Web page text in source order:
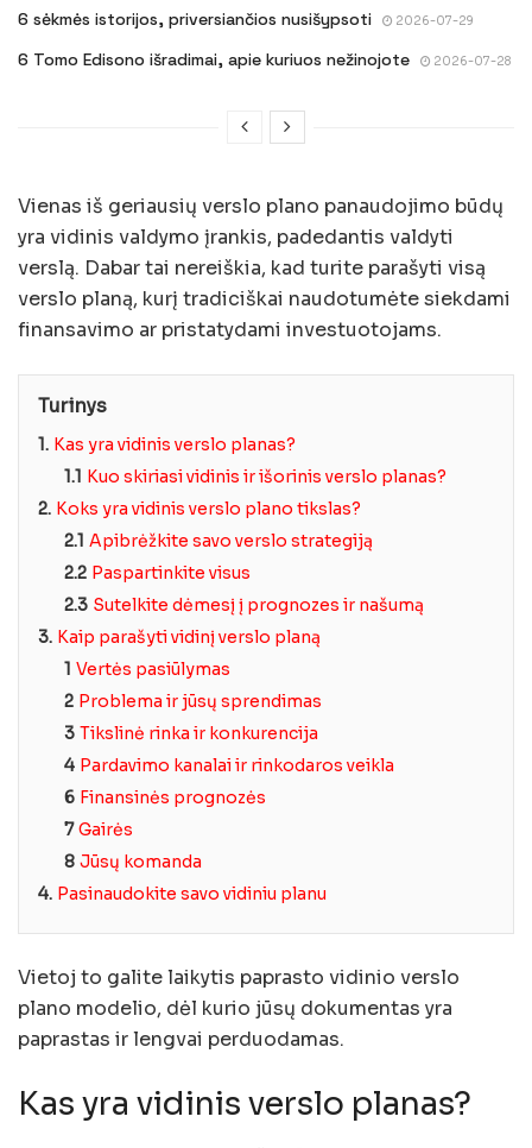
6 sėkmės istorijos, priversiančios nusišypsoti 2026-07-29
6 Tomo Edisono išradimai, apie kuriuos nežinojote 2026-07-28
Vienas iš geriausių verslo plano panaudojimo būdų
yra vidinis valdymo įrankis, padedantis valdyti
verslą. Dabar tai nereiškia, kad turite parašyti visą
verslo planą, kurį tradiciškai naudotumėte siekdami
finansavimo ar pristatydami investuotojams.
Turinys
1. Kas yra vidinis verslo planas?
1.1 Kuo skiriasi vidinis ir išorinis verslo planas?
2. Koks yra vidinis verslo plano tikslas?
2.1 Apibrėžkite savo verslo strategiją
2.2 Paspartinkite visus
2.3 Sutelkite dėmesį į prognozes ir našumą
3. Kaip parašyti vidinį verslo planą
1 Vertės pasiūlymas
2 Problema ir jūsų sprendimas
3 Tikslinė rinka ir konkurencija
4 Pardavimo kanalai ir rinkodaros veikla
6 Finansinės prognozės
7 Gairės
8 Jūsų komanda
4. Pasinaudokite savo vidiniu planu
Vietoj to galite laikytis paprasto vidinio verslo
plano modelio, dėl kurio jūsų dokumentas yra
paprastas ir lengvai perduodamas.
Kas yra vidinis verslo planas?